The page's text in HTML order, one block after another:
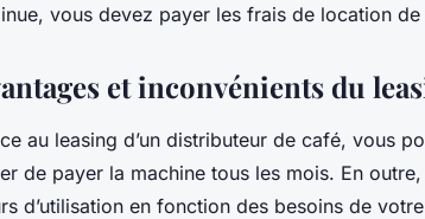
vous devez payer les frais de location
et inconvénients du
au leasing d’un distributeur de café, vous
de payer la machine tous les mois. En
d’utilisation en fonction des besoins de